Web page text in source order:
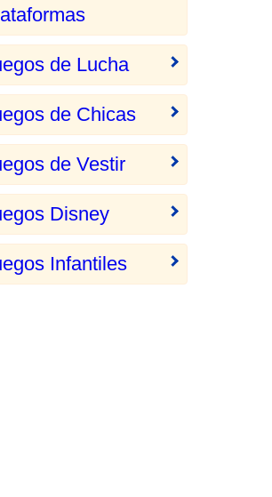
de Lucha
de Chicas
de Vestir
Disney
Infantiles